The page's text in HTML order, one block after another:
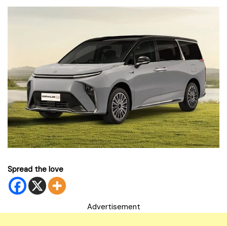
Spread the love
Advertisement